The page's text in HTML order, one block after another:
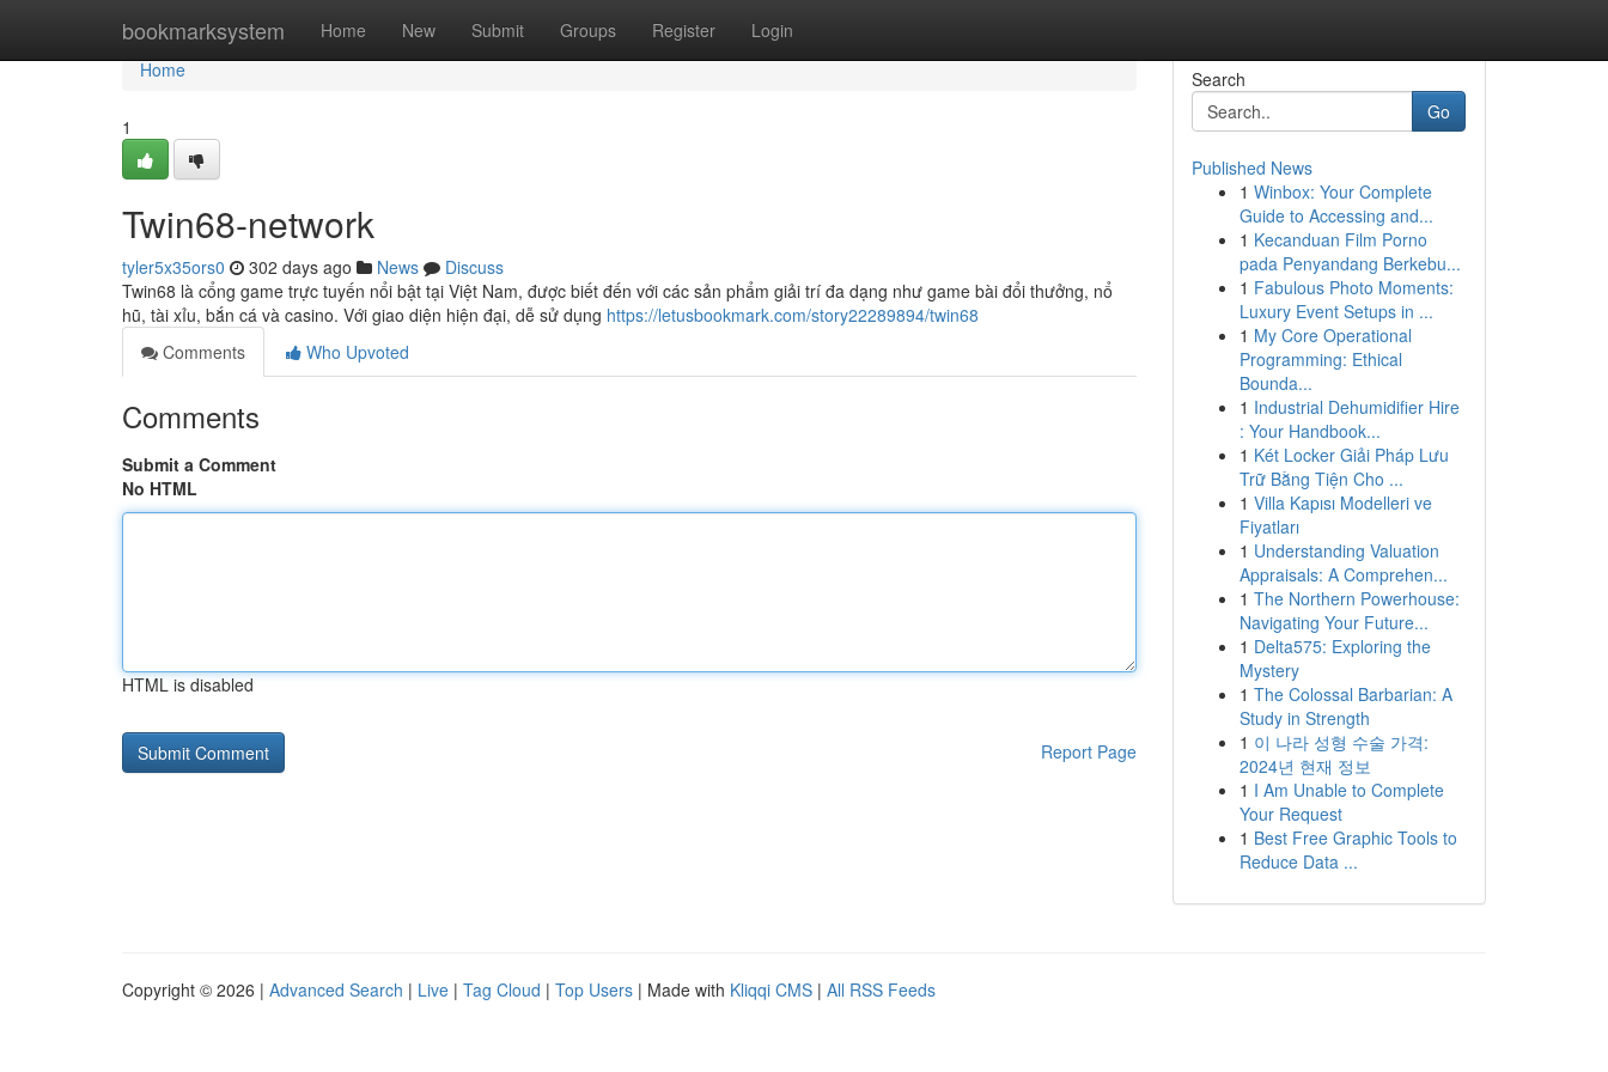
bookmarksystem Home New Submit Groups Register Login
Home
Home
1
Twin68-network
tyler5x35ors0 302 days ago News
Discuss
Twin68 là cổng game trực tuyến nổi bật tại Việt Nam, được biết đến với các sản phẩm giải trí đa dạng như game bài đổi thưởng, nổ
hũ, tài xỉu, bắn cá và casino. Với giao diện hiện đại, dễ sử dụng https://letusbookmark.com/story22289894/twin68
Comments
Who Upvoted
Comments
Submit a Comment
No HTML
HTML is disabled
Report Page
Search
Go
Published News
1 Winbox: Your Complete
Guide to Accessing and...
1 Kecanduan Film Porno
pada Penyandang Berkebu...
1 Fabulous Photo Moments:
Luxury Event Setups in ...
1 My Core Operational
Programming: Ethical
Bounda...
1 Industrial Dehumidifier Hire
: Your Handbook...
1 Két Locker Giải Pháp Lưu
Trữ Bằng Tiện Cho ...
1 Villa Kapısı Modelleri ve
Fiyatları
1 Understanding Valuation
Appraisals: A Comprehen...
1 The Northern Powerhouse:
Navigating Your Future...
1 Delta575: Exploring the
Mystery
1 The Colossal Barbarian: A
Study in Strength
1 이 나라 성형 수술 가격:
2024년 현재 정보
1 I Am Unable to Complete
Your Request
1 Best Free Graphic Tools to
Reduce Data ...
Copyright © 2026 | Advanced Search | Live | Tag Cloud | Top Users | Made with Kliqqi CMS | All RSS Feeds